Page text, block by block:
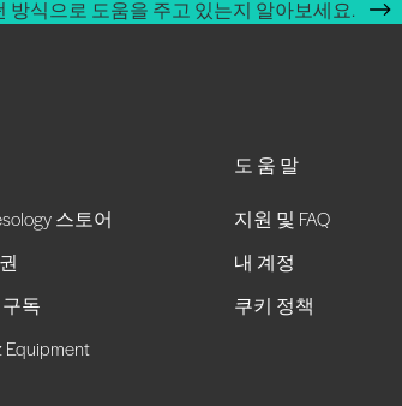
방식으로 도움을 주고 있는지 알아보세요.
스토어
독
Equipment
도움말
지원 및 FAQ
내 계정
쿠키 정책